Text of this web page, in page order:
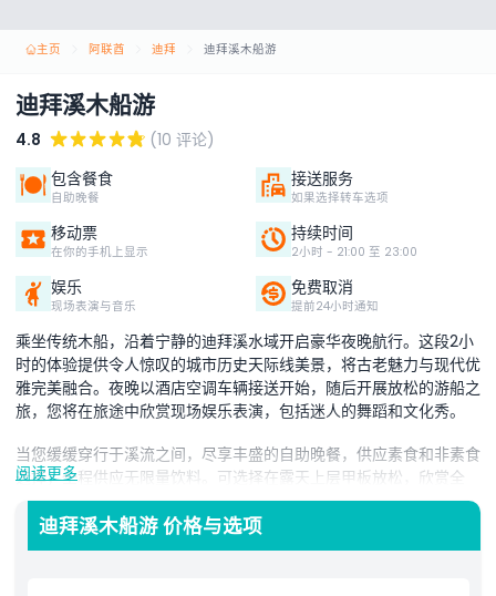
主页 阿联酋 迪拜 迪拜溪木船游
迪拜溪木船游
4.8
(10 评论)
包含餐食
自助晚餐
接送服务
如果选择转车选项
移动票
在你的手机上显示
持续时间
2小时 - 21:00 至 23:00
娱乐
现场表演与音乐
免费取消
提前24小时通知
乘坐传统木船，沿着宁静的迪拜溪水域开启豪华夜晚航行。这段2小
时的体验提供令人惊叹的城市历史天际线美景，将古老魅力与现代优
雅完美融合。夜晚以酒店空调车辆接送开始，随后开展放松的游船之
旅，您将在旅途中欣赏现场娱乐表演，包括迷人的舞蹈和文化秀。
当您缓缓穿行于溪流之间，尽享丰盛的自助晚餐，供应素食和非素食
选择，全程供应无限量饮料。可选择在露天上层甲板放松，欣赏全
景，或在空调下层甲板享受更私密的环境。
阅读更多
迪拜溪木船游 价格与选项